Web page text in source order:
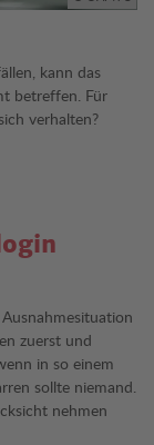
kann das
betreffen. Für
verhalten?
zuerst und
in so einem
sollte niemand.
nehmen